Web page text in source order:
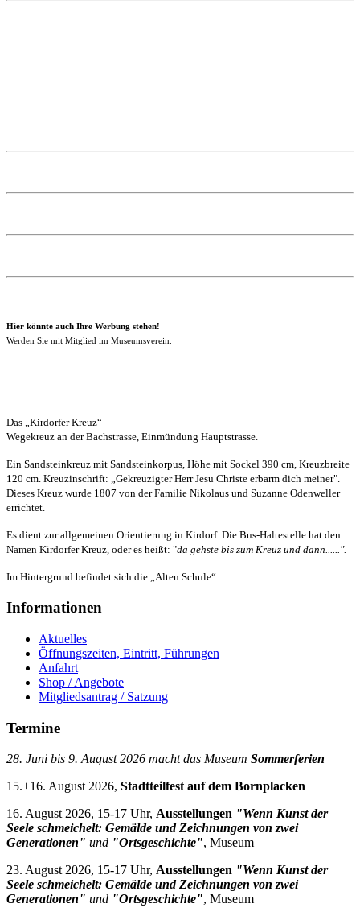
Hier könnte auch Ihre Werbung stehen!
Werden Sie mit Mitglied im Museumsverein.
Das „Kirdorfer Kreuz“
Wegekreuz an der Bachstrasse, Einmündung Hauptstrasse.
Ein Sandsteinkreuz mit Sandsteinkorpus, Höhe mit Sockel 390 cm, Kreuzbreite
120 cm. Kreuzinschrift: „Gekreuzigter Herr Jesu Christe erbarm dich meiner".
Dieses Kreuz wurde 1807 von der Familie Nikolaus und Suzanne Odenweller
errichtet.
Es dient zur allgemeinen Orientierung in Kirdorf. Die Bus-Haltestelle hat den
Namen Kirdorfer Kreuz, oder es heißt: "da gehste bis zum Kreuz und dann......".
Im Hintergrund befindet sich die „Alten Schule“.
Informationen
Aktuelles
Öffnungszeiten, Eintritt, Führungen
Anfahrt
Shop / Angebote
Mitgliedsantrag / Satzung
Termine
28. Juni bis 9. August 2026 macht das Museum Sommerferien
15.+16. August 2026, Stadtteilfest auf dem Bornplacken
16. August 2026, 15-17 Uhr, Ausstellungen "Wenn Kunst der
Seele schmeichelt: Gemälde und Zeichnungen von zwei
Generationen" und "Ortsgeschichte", Museum
23. August 2026, 15-17 Uhr, Ausstellungen "Wenn Kunst der
Seele schmeichelt: Gemälde und Zeichnungen von zwei
Generationen" und "Ortsgeschichte", Museum